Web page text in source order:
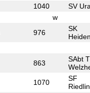
1040 SV
w
976
SK
863
SAbt
1070
SF